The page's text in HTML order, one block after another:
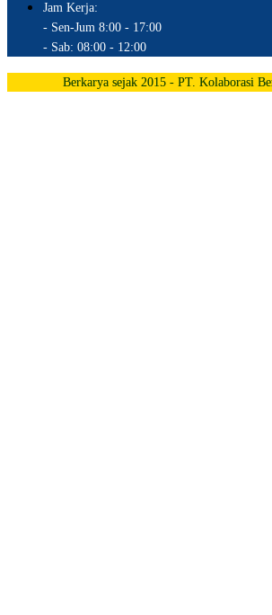
Jam Kerja:
- Sen-Jum 8:00 - 17:00
- Sab: 08:00 - 12:00
Berkarya sejak 2015 - PT. Kolaborasi